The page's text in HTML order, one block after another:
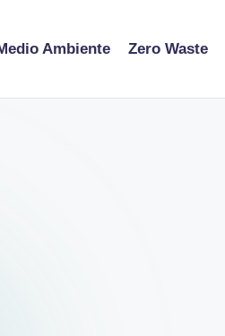
Ambiente Zero Waste